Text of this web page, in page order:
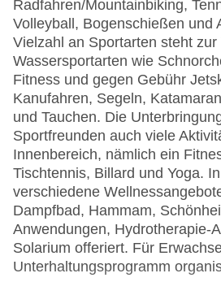
Radfahren/Mountainbiking,
Volleyball, Bogenschießen und
Vielzahl an Sportarten steht
Wassersportarten wie
Fitness und gegen Gebühr
Kanufahren, Segeln,
und Tauchen. Die
Sportfreunden auch viele
Innenbereich, nämlich ein
Tischtennis, Billard und Yoga.
verschiedene
Dampfbad, Hammam,
Anwendungen, Hydrotherapie-
Solarium offeriert. Für
Unterhaltungsprogramm